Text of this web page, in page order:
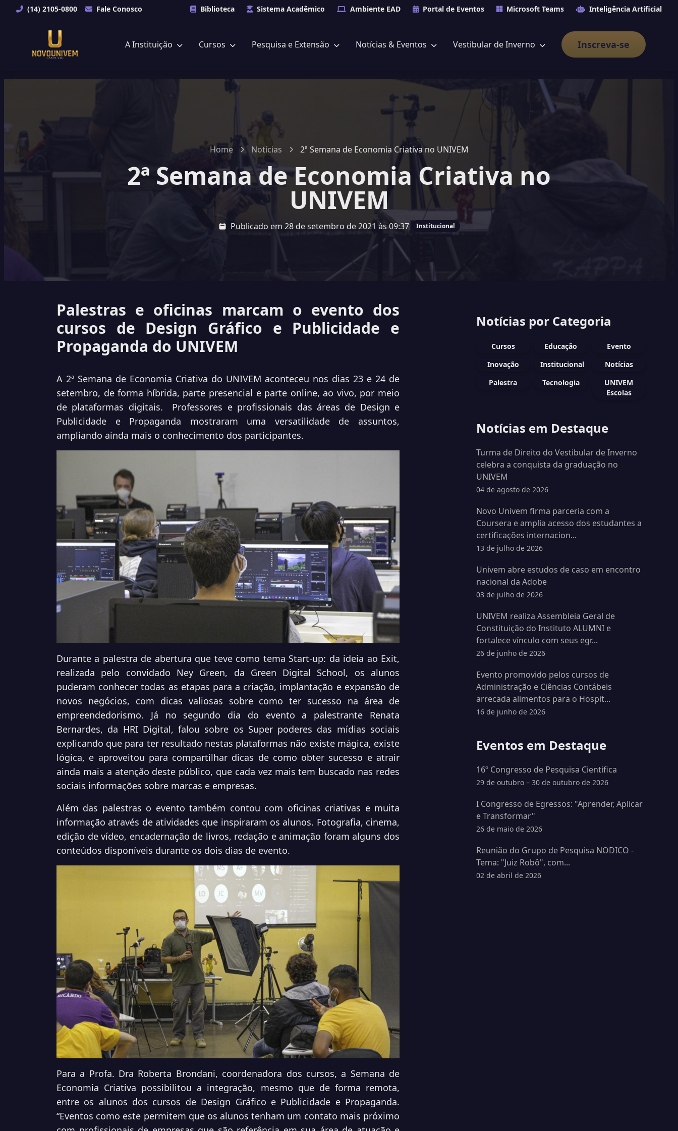
(14) 2105-0800 Fale Conosco Biblioteca Sistema Acadêmico Ambiente EAD Portal de Eventos Microsoft Teams Inteligência Artificial
A Instituição Cursos Pesquisa e Extensão Notícias & Eventos Vestibular de Inverno Inscreva-se
Home Notícias 2ª Semana de Economia Criativa no UNIVEM
2ª Semana de Economia Criativa no
UNIVEM
Publicado em 28 de setembro de 2021 às 09:37 Institucional
Palestras e oficinas marcam o evento dos
cursos de Design Gráfico e Publicidade e
Propaganda do UNIVEM
A 2ª Semana de Economia Criativa do UNIVEM aconteceu nos dias 23 e 24 de
setembro, de forma híbrida, parte presencial e parte online, ao vivo, por meio
de plataformas digitais. Professores e profissionais das áreas de Design e
Publicidade e Propaganda mostraram uma versatilidade de assuntos,
ampliando ainda mais o conhecimento dos participantes.
Durante a palestra de abertura que teve como tema Start-up: da ideia ao Exit,
realizada pelo convidado Ney Green, da Green Digital School, os alunos
puderam conhecer todas as etapas para a criação, implantação e expansão de
novos negócios, com dicas valiosas sobre como ter sucesso na área de
empreendedorismo. Já no segundo dia do evento a palestrante Renata
Bernardes, da HRI Digital, falou sobre os Super poderes das mídias sociais
explicando que para ter resultado nestas plataformas não existe mágica, existe
lógica, e aproveitou para compartilhar dicas de como obter sucesso e atrair
ainda mais a atenção deste público, que cada vez mais tem buscado nas redes
sociais informações sobre marcas e empresas.
Além das palestras o evento também contou com oficinas criativas e muita
informação através de atividades que inspiraram os alunos. Fotografia, cinema,
edição de vídeo, encadernação de livros, redação e animação foram alguns dos
conteúdos disponíveis durante os dois dias de evento.
Para a Profa. Dra Roberta Brondani, coordenadora dos cursos, a Semana de
Economia Criativa possibilitou a integração, mesmo que de forma remota,
entre os alunos dos cursos de Design Gráfico e Publicidade e Propaganda.
“Eventos como este permitem que os alunos tenham um contato mais próximo
Notícias por Categoria
Cursos Educação
Evento
Inovação
Institucional
Notícias
Palestra
Tecnologia
UNIVEM
Escolas
Notícias em Destaque
Turma de Direito do Vestibular de Inverno
celebra a conquista da graduação no
UNIVEM
04 de agosto de 2026
Novo Univem firma parceria com a
Coursera e amplia acesso dos estudantes a
certificações internacion...
13 de julho de 2026
Univem abre estudos de caso em encontro
nacional da Adobe
03 de julho de 2026
UNIVEM realiza Assembleia Geral de
Constituição do Instituto ALUMNI e
fortalece vínculo com seus egr...
26 de junho de 2026
Evento promovido pelos cursos de
Administração e Ciências Contábeis
arrecada alimentos para o Hospit...
16 de junho de 2026
Eventos em Destaque
16º Congresso de Pesquisa Cientifica
29 de outubro – 30 de outubro de 2026
I Congresso de Egressos: "Aprender, Aplicar
e Transformar"
26 de maio de 2026
Reunião do Grupo de Pesquisa NODICO -
Tema: "Juiz Robô", com...
02 de abril de 2026